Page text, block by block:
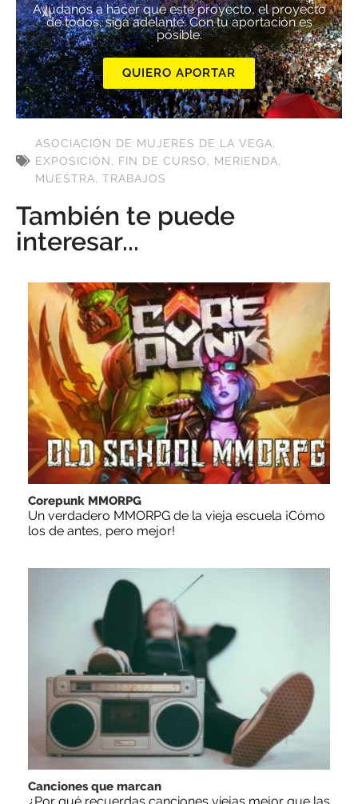
Ayúdanos a hacer que este proyecto, el proyecto
de todos, siga adelante. Con tu aportación es
posible.
QUIERO APORTAR
ASOCIACIÓN DE MUJERES DE LA VEGA,
EXPOSICIÓN, FIN DE CURSO, MERIENDA,
MUESTRA, TRABAJOS
También te puede
interesar...
Corepunk MMORPG
Un verdadero MMORPG de la vieja escuela ¡Cómo
los de antes, pero mejor!
Canciones que marcan